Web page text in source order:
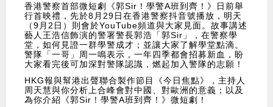
香港警察首部微短劇《郭Sir！學警A班到齊！》日前舉
行首映禮，先於8月29日在香港警察抖音號播放，明天
（9月2日）則會於YouTube頻道與大家見面。故事講述
藝人王浩信飾演的警署警長郭浩「郭Sir」，在警察學
堂，如何見證一群學警成才；並讓大家了解學堂點滴。
警隊「一哥」周一鳴表示，一年四季都會招募新血，盼
大家看完後可加深對警隊認識，燃起加入警隊的志願！
HKG報與幫港出聲聯合製作節目《今日焦點》，主持人
周天慧與你分析上合峰會對中國、對歐洲的意義；以及
為你介紹《郭Sir！學警A班到齊！》微短劇！